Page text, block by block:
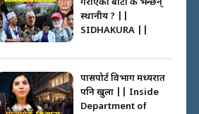
गराएको बाटो के भन्छन्
स्थानीय ? ||
SIDHAKURA ||
पासपोर्ट विभाग मध्यरात
पनि खुला || Inside
Department of